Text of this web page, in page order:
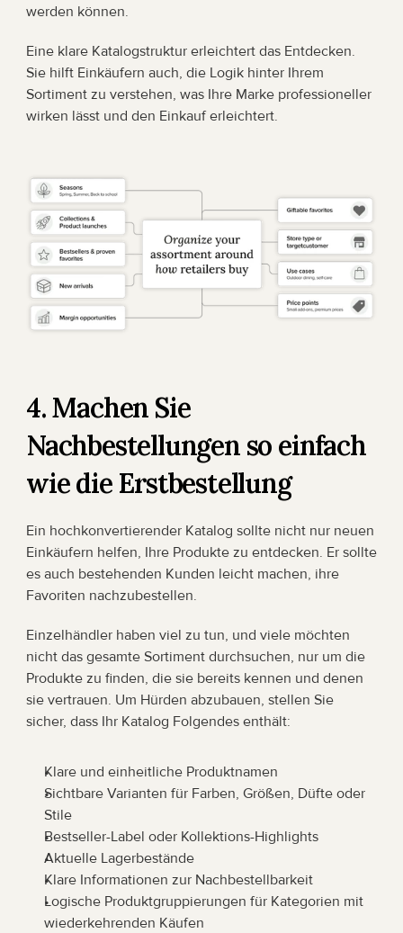
werden können.
Eine klare Katalogstruktur erleichtert das Entdecken.
Sie hilft Einkäufern auch, die Logik hinter Ihrem
Sortiment zu verstehen, was Ihre Marke professioneller
wirken lässt und den Einkauf erleichtert.
4. Machen Sie
Nachbestellungen so einfach
wie die Erstbestellung
Ein hochkonvertierender Katalog sollte nicht nur neuen
Einkäufern helfen, Ihre Produkte zu entdecken. Er sollte
es auch bestehenden Kunden leicht machen, ihre
Favoriten nachzubestellen.
Einzelhändler haben viel zu tun, und viele möchten
nicht das gesamte Sortiment durchsuchen, nur um die
Produkte zu finden, die sie bereits kennen und denen
sie vertrauen. Um Hürden abzubauen, stellen Sie
sicher, dass Ihr Katalog Folgendes enthält:
Klare und einheitliche Produktnamen
Sichtbare Varianten für Farben, Größen, Düfte oder
Stile
Bestseller-Label oder Kollektions-Highlights
Aktuelle Lagerbestände
Klare Informationen zur Nachbestellbarkeit
Logische Produktgruppierungen für Kategorien mit
wiederkehrenden Käufen